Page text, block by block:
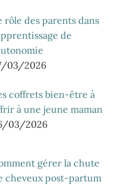
rôle des parents dans
de
03/2026
coffrets bien-être à
à une jeune maman
03/2026
gérer la chute
cheveux post-partum